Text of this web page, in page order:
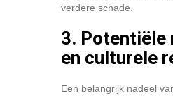
verdere schade.
3. Potentiële
en culturele
Een belangrijk nadeel